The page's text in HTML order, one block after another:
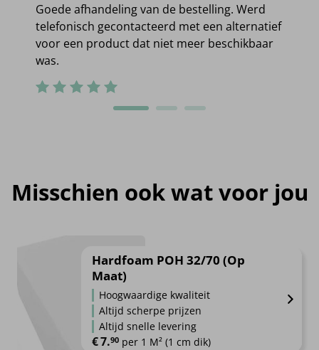
Goede afhandeling van de bestelling. Werd
telefonisch gecontacteerd met een alternatief
voor een product dat niet meer beschikbaar
was.
Misschien ook wat voor jou
Hardfoam POH 32/70 (Op
Maat)
Hoogwaardige kwaliteit
Altijd scherpe prijzen
Altijd snelle levering
€7.90 per 1 M² (1 cm dik)